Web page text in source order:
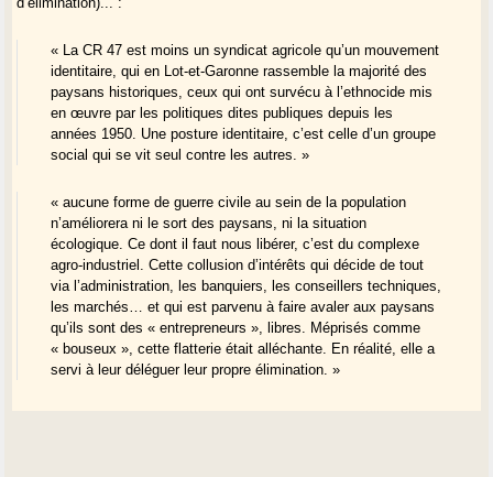
« La CR 47 est moins un syndicat agricole qu’un mouvement
identitaire, qui en Lot-et-Garonne rassemble la majorité des
paysans historiques, ceux qui ont survécu à l’ethnocide mis
en œuvre par les politiques dites publiques depuis les
années 1950. Une posture identitaire, c’est celle d’un groupe
social qui se vit seul contre les autres. »
« aucune forme de guerre civile au sein de la population
n’améliorera ni le sort des paysans, ni la situation
écologique. Ce dont il faut nous libérer, c’est du complexe
agro-industriel. Cette collusion d’intérêts qui décide de tout
via l’administration, les banquiers, les conseillers techniques,
les marchés… et qui est parvenu à faire avaler aux paysans
qu’ils sont des « entrepreneurs », libres. Méprisés comme
« bouseux », cette flatterie était alléchante. En réalité, elle a
servi à leur déléguer leur propre élimination. »